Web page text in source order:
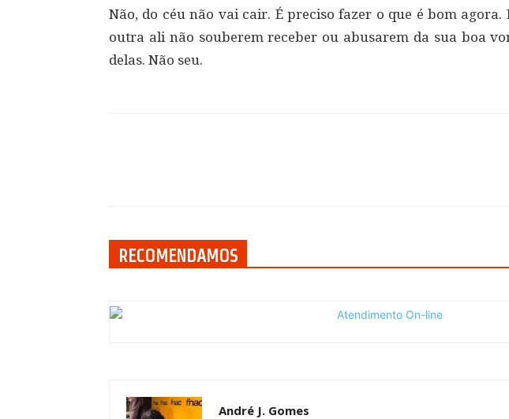
Não, do céu não vai cair. É preciso fazer o que é bom agora.
outra ali não souberem receber ou abusarem da sua boa
delas. Não seu.
RECOMENDAMOS
André J. Gomes